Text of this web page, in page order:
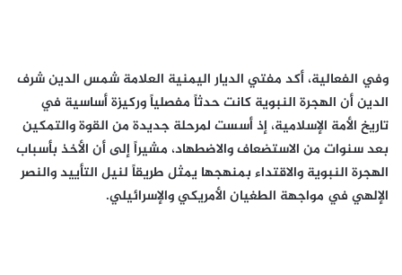
وفي الفعالية، أكد مفتي الديار اليمنية العلامة شمس الدين شرف
الدين أن الهجرة النبوية كانت حدثاً مفصلياً وركيزة أساسية في
تاريخ الأمة الإسلامية، إذ أسست لمرحلة جديدة من القوة والتمكين
بعد سنوات من الاستضعاف والاضطهاد، مشيراً إلى أن الأخذ بأسباب
الهجرة النبوية والاقتداء بمنهجها يمثل طريقاً لنيل التأييد والنصر
الإلهي في مواجهة الطغيان الأمريكي والإسرائيلي.